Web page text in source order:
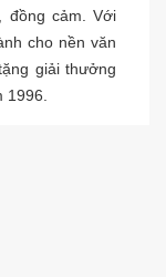
đồng cảm. Với
cho nền văn
giải thưởng
1996.